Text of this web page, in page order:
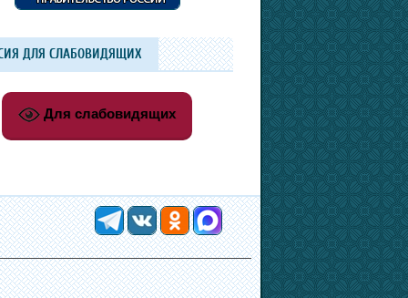
ДЛЯ СЛАБОВИДЯЩИХ
Для слабовидящих